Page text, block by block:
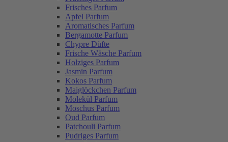
Frisches Parfum
Apfel Parfum
Aromatisches Parfum
Bergamotte Parfum
Chypre Düfte
Frische Wäsche Parfum
Holziges Parfum
Jasmin Parfum
Kokos Parfum
Maiglöckchen Parfum
Molekül Parfum
Moschus Parfum
Oud Parfum
Patchouli Parfum
Pudriges Parfum